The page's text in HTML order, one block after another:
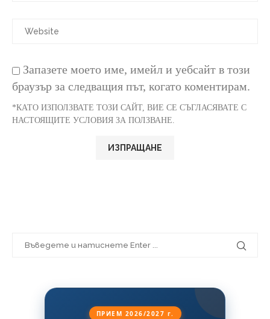
Запазете моето име, имейл и уебсайт в този
браузър за следващия път, когато коментирам.
*КАТО ИЗПОЛЗВАТЕ ТОЗИ САЙТ, ВИЕ СЕ СЪГЛАСЯВАТЕ С
НАСТОЯЩИТЕ УСЛОВИЯ ЗА ПОЛЗВАНЕ.
ПРИЕМ 2026/2027 г.